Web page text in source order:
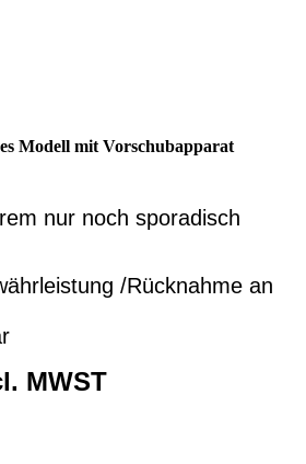
Modell mit Vorschubapparat
nur noch sporadisch
/Rücknahme an
MWST